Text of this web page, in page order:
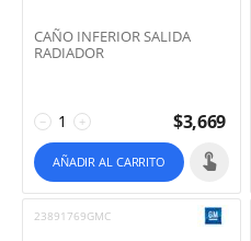
CAÑO INFERIOR SALIDA
RADIADOR
+
− $3,669
AÑADIR AL CARRITO
23891769GMC